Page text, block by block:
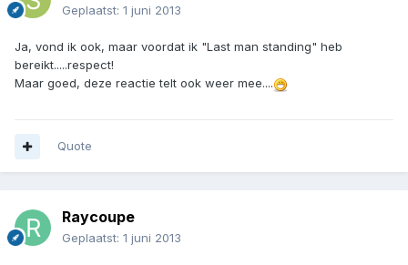
Geplaatst: 1 juni 2013
Ja, vond ik ook, maar voordat ik "Last man standing" heb
bereikt.....respect!
Maar goed, deze reactie telt ook weer mee....
Quote
Raycoupe
Geplaatst: 1 juni 2013